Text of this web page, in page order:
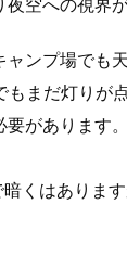
ャンプ場でも
もまだ灯りが
要があります
くはありま